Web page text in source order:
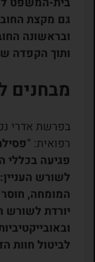
גם מקצת
ובראשונה
ותוך הקפדה
מבחנים
בפרשת אדרי
רפואית: “
פגיעה בכללי
לשורש
המומחה,
יורדת לשורש
לביטול חוות